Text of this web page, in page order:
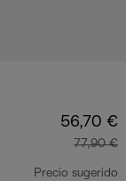
56,70 €
77,90 €
Precio sugerido